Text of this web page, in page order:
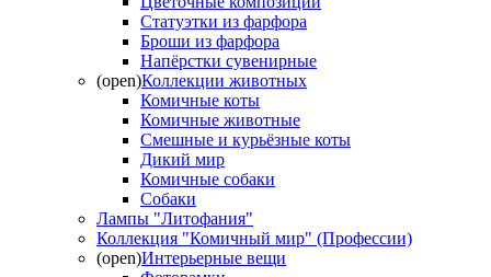
Статуэтки из фарфора
Броши из фарфора
Напёрстки сувенирные
(open)Коллекции животных
Комичные коты
Комичные животные
Смешные и курьёзные коты
Дикий мир
Комичные собаки
Собаки
Лампы "Литофания"
Коллекция "Комичный мир" (Профессии)
(open)Интерьерные вещи